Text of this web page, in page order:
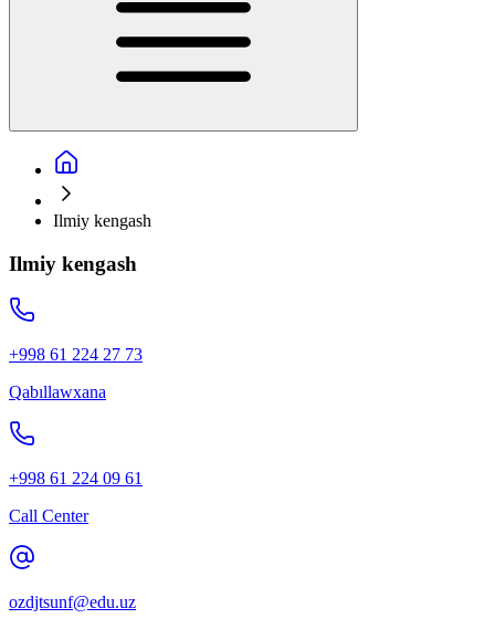
Ilmiy kengash
Ilmiy kengash
+998 61 224 27 73
Qabıllawxana
+998 61 224 09 61
Call Center
ozdjtsunf@edu.uz